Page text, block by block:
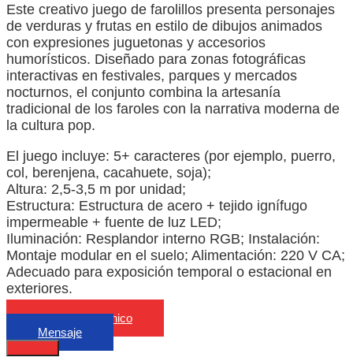
Este creativo juego de farolillos presenta personajes
de verduras y frutas en estilo de dibujos animados
con expresiones juguetonas y accesorios
humorísticos. Diseñado para zonas fotográficas
interactivas en festivales, parques y mercados
nocturnos, el conjunto combina la artesanía
tradicional de los faroles con la narrativa moderna de
la cultura pop.
El juego incluye: 5+ caracteres (por ejemplo, puerro,
col, berenjena, cacahuete, soja);
Altura: 2,5-3,5 m por unidad;
Estructura: Estructura de acero + tejido ignífugo
impermeable + fuente de luz LED;
Iluminación: Resplandor interno RGB; Instalación:
Montaje modular en el suelo; Alimentación: 220 V CA;
Adecuado para exposición temporal o estacional en
exteriores.
Correo electrónico
Mensaje